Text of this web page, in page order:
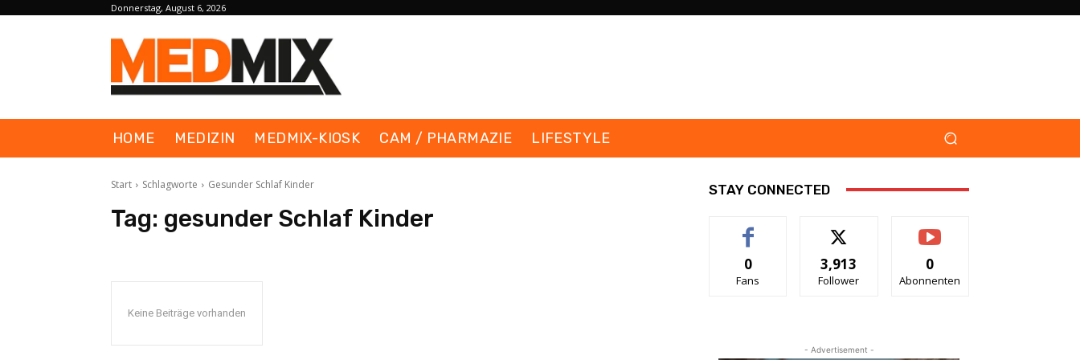
Donnerstag, August 6, 2026
HOME MEDIZIN MEDMIX-KIOSK CAM / PHARMAZIE LIFESTYLE
Start Schlagworte Gesunder Schlaf Kinder
Tag: gesunder Schlaf Kinder
Keine Beiträge vorhanden
STAY CONNECTED
0
Fans
3,913
Follower
0
Abonnenten
- Advertisement -